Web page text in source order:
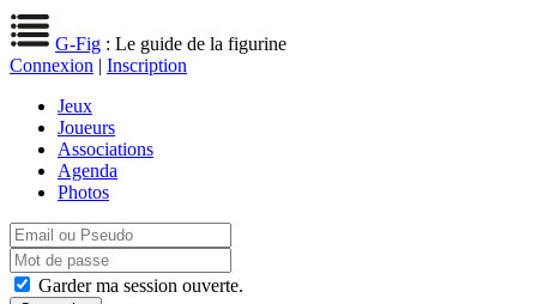
G-Fig : Le guide de la figurine
Connexion | Inscription
Jeux
Joueurs
Associations
Agenda
Photos
Garder ma session ouverte.